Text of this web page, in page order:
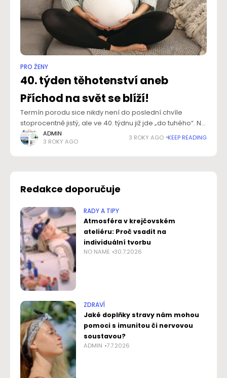
PRO ŽENY
40. týden těhotenství aneb
Příchod na svět se blíží!
Termín porodu sice nikdy není do poslední chvíle
stoprocentně jistý, ale ve 40. týdnu již jde „do tuhého“. Na
druhou stranu není důvod k panice, ani kdyby miminko s
příchodem
ADMIN
3 ROKY AGO
3 ROKY AGO KEEP READING
Redakce doporučuje
RADY A TIPY
Atmosféra v krejčovském
ateliéru: Proč vsadit na
individuální tvorbu
NO NAME 30.7.2026
ZDRAVÍ
Jaké doplňky stravy nám mohou
pomoci s imunitou či nervovou
soustavou?
ADMIN 7.7.2026